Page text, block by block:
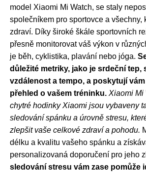
model Xiaomi Mi Watch, se staly
společníkem pro sportovce a všechny,
zdraví. Díky široké škále sportovních
přesně monitorovat váš výkon v
je běh, cyklistika, plavání nebo jóga.
důležité metriky, jako je srdeční tep,
vzdálenost a tempo, a poskytují
přehled o vašem tréninku. Xiaomi Mi
chytré hodinky Xiaomi jsou vybaveny
sledování spánku a úrovně stresu,
zlepšit vaše celkové zdraví a pohodu.
délku a kvalitu vašeho spánku a
personalizovaná doporučení pro jeho
sledování stresu vám zase pomůže